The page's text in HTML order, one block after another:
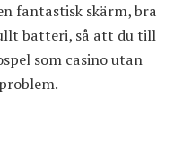
fantastisk skärm, bra
batteri, så att du till
som casino utan